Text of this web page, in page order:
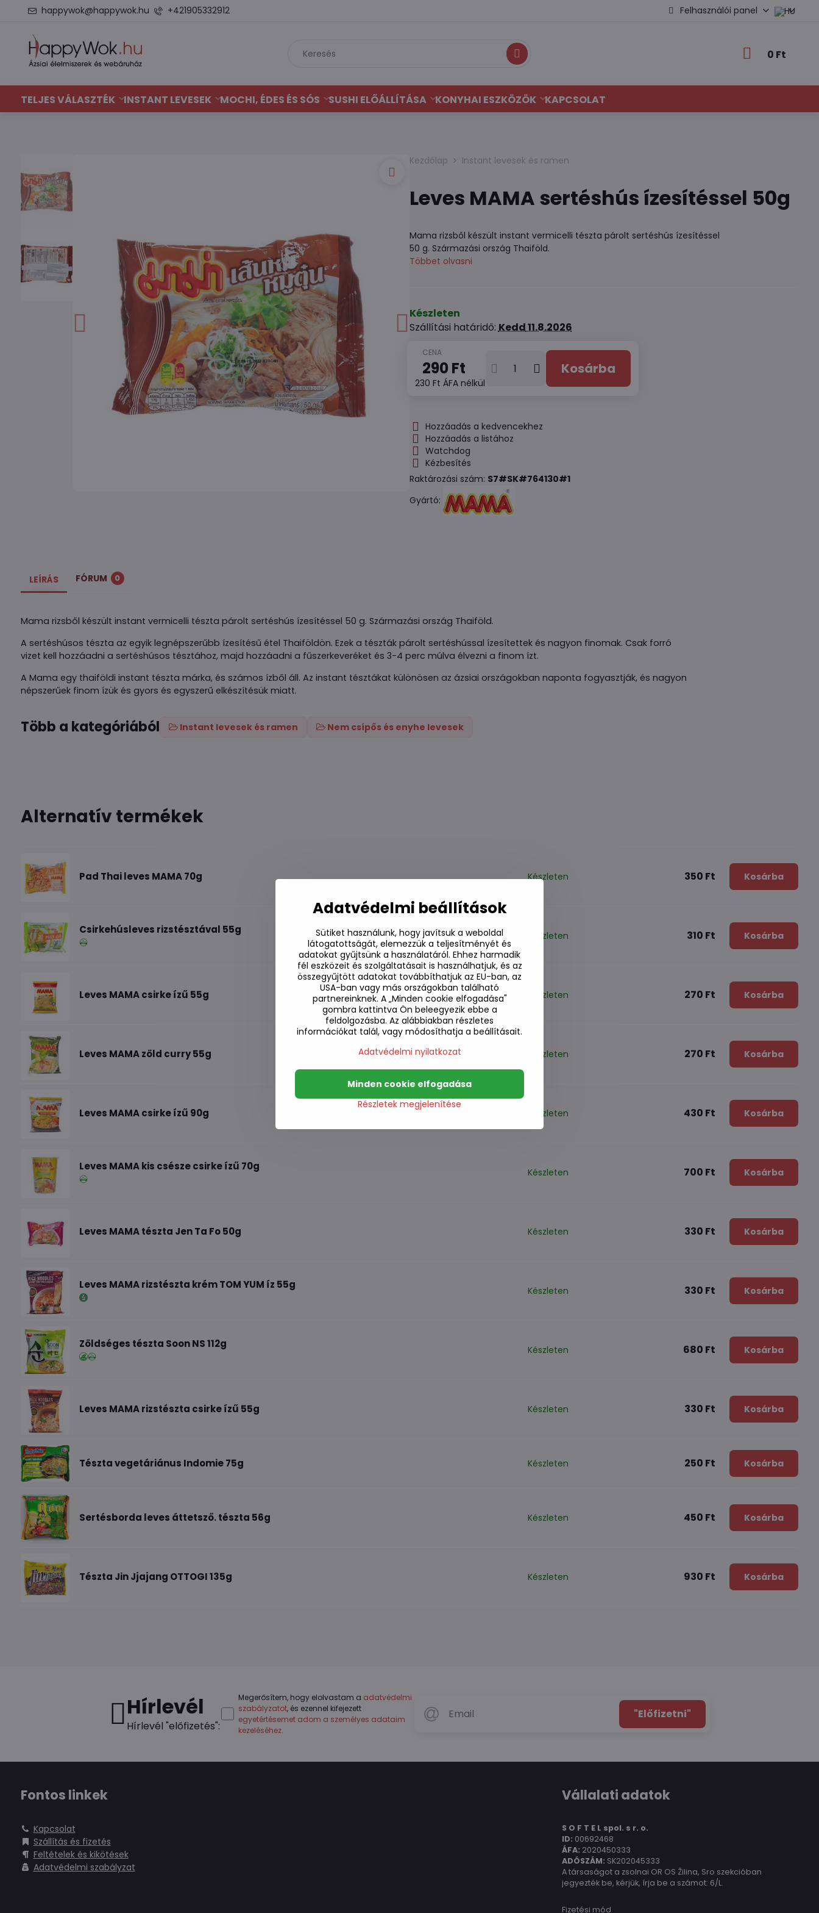
happywok@happywok.hu +421905332912 Felhasználói panel
Keresés 0 Ft
TELJES VÁLASZTÉK INSTANT LEVESEK MOCHI, ÉDES ÉS SÓS SUSHI ELŐÁLLÍTÁSA KONYHAI ESZKÖZÖK KAPCSOLAT
Kezdőlap Instant levesek és ramen
Leves MAMA sertéshús ízesítéssel 50g
Mama rizsből készült instant vermicelli tészta párolt sertéshús ízesítéssel
50 g. Származási ország Thaiföld.
Többet olvasni
Készleten
Szállítási határidő:Kedd11.8.2026
290 Ft
230 Ft ÁFA nélkül
Kosárba
Hozzáadás a kedvencekhez
Hozzáadás a listához
Watchdog
Kézbesítés
Raktározási szám: S7#SK#764130#1
Gyártó:
LEÍRÁS FÓRUM 0
Mama rizsből készült instant vermicelli tészta párolt sertéshús ízesítéssel 50 g. Származási ország Thaiföld.
A sertéshúsos tészta az egyik legnépszerűbb ízesítésű étel Thaiföldön. Ezek a tészták párolt sertéshússal ízesítettek és nagyon finomak. Csak forró
vizet kell hozzáadni a sertéshúsos tésztához, majd hozzáadni a fűszerkeveréket és 3-4 perc múlva élvezni a finom ízt.
A Mama egy thaiföldi instant tészta márka, és számos ízből áll. Az instant tésztákat különösen az ázsiai országokban naponta fogyasztják, és nagyon
népszerűek finom ízük és gyors és egyszerű elkészítésük miatt.
Több a kategóriából Instant levesek és ramen Nem csípős és enyhe levesek
Alternatív termékek
Pad Thai leves MAMA 70g Készleten 350 Ft Kosárba
Csirkehúsleves rizstésztával 55g Készleten 310 Ft Kosárba
Leves MAMA csirke ízű 55g Készleten 270 Ft Kosárba
Leves MAMA zöld curry 55g Készleten 270 Ft Kosárba
Leves MAMA csirke ízű 90g Készleten 430 Ft Kosárba
Leves MAMA kis csésze csirke ízű 70g Készleten 700 Ft Kosárba
Leves MAMA tészta Jen Ta Fo 50g Készleten 330 Ft Kosárba
Leves MAMA rizstészta krém TOM YUM íz 55g Készleten 330 Ft Kosárba
Zöldséges tészta Soon NS 112g Készleten 680 Ft Kosárba
Leves MAMA rizstészta csirke ízű 55g Készleten 330 Ft Kosárba
Tészta vegetáriánus Indomie 75g Készleten 250 Ft Kosárba
Sertésborda leves áttetsző. tészta 56g Készleten 450 Ft Kosárba
Tészta Jin Jjajang OTTOGI 135g Készleten 930 Ft Kosárba
Hírlevél
Hírlevél "előfizetés":
"Előfizetni"
Megerősítem, hogy elolvastam a adatvédelmi
szabályzatot, és ezennel kifejezett
egyetértésemet adom a személyes adataim
kezeléséhez.
Fontos linkek
Kapcsolat
Szállítás és fizetés
Feltételek és kikötések
Adatvédelmi szabályzat
Vállalati adatok
S O F T E L spol. s r. o.
ID: 00692468
ÁFA: 2020450333
ADÓSZÁM: SK202045333
A társaságot a zsolnai OR OS Žilina, Sro szekcióban
jegyezték be, kérjük, írja be a számot: 6/L.
Fizetési mód
Adatvédelmi beállítások
Sütiket használunk, hogy javítsuk a weboldal
látogatottságát, elemezzük a teljesítményét és
adatokat gyűjtsünk a használatáról. Ehhez harmadik
fél eszközeit és szolgáltatásait is használhatjuk, és az
összegyűjtött adatokat továbbíthatjuk az EU-ban, az
USA-ban vagy más országokban található
partnereinknek. A „Minden cookie elfogadása"
gombra kattintva Ön beleegyezik ebbe a
feldolgozásba. Az alábbiakban részletes
információkat talál, vagy módosíthatja a beállításait.
Adatvédelmi nyilatkozat
Részletek megjelenítése
Minden cookie elfogadása